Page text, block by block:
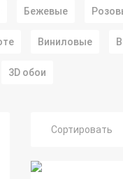
Бежевые
Виниловые
3D обои
Сортировать